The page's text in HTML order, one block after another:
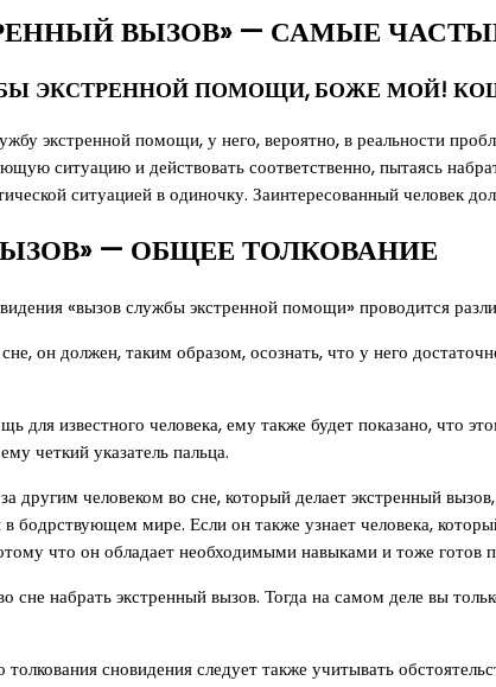
ВЫЗОВ» — САМЫЕ
ЭКСТРЕННОЙ ПОМОЩИ, БОЖЕ МОЙ!
экстренной помощи, у него, вероятно, в реальности
ситуацию и действовать соответственно, пытаясь
ситуацией в одиночку. Заинтересованный человек
— ОБЩЕЕ ТОЛКОВАНИЕ
«вызов службы экстренной помощи» проводится
он должен, таким образом, осознать, что у него
для известного человека, ему также будет показано,
четкий указатель пальца.
другим человеком во сне, который делает экстренный
мире. Если он также узнает человека,
что он обладает необходимыми навыками и тоже готов
сне набрать экстренный вызов. Тогда на самом деле вы
сновидения следует также учитывать